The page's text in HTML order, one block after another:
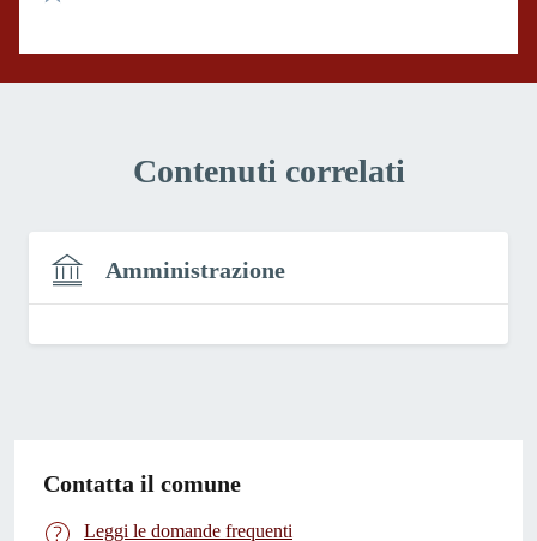
Contenuti correlati
Amministrazione
Contatta il comune
Leggi le domande frequenti